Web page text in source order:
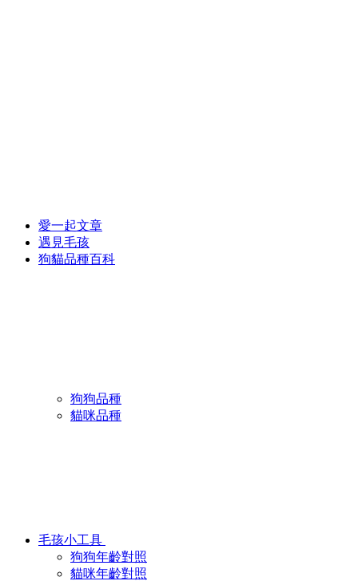
愛一起文章
遇見毛孩
狗貓品種百科
狗狗品種
貓咪品種
毛孩小工具
狗狗年齡對照
貓咪年齡對照